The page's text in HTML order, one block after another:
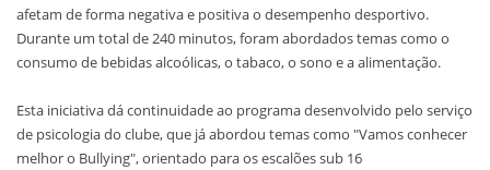
afetam de forma negativa e positiva o desempenho desportivo.
Durante um total de 240 minutos, foram abordados temas como o
consumo de bebidas alcoólicas, o tabaco, o sono e a alimentação.
Esta iniciativa dá continuidade ao programa desenvolvido pelo serviço
de psicologia do clube, que já abordou temas como "Vamos conhecer
melhor o Bullying", orientado para os escalões sub 16